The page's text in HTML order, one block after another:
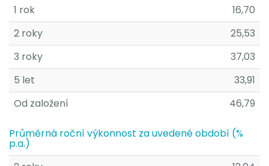
1 rok
16,70
2 roky
25,53
3 roky
37,03
5 let
33,91
Od založení
46,79
Průměrná roční výkonnost za uvedené období (%
p.a.)